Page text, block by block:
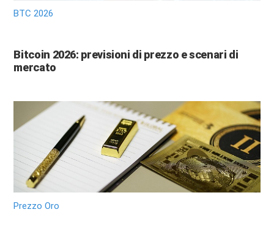
BTC 2026
Bitcoin 2026: previsioni di prezzo e scenari di
mercato
Prezzo Oro